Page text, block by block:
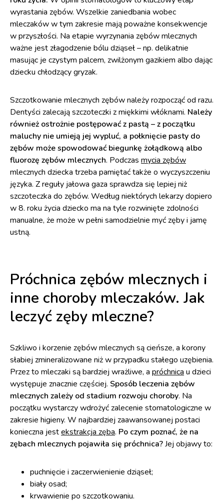
wyrastania zębów. Wszelkie zaniedbania wobec
mleczaków w tym zakresie mają poważne konsekwencje
w przyszłości. Na etapie wyrzynania zębów mlecznych
ważne jest złagodzenie bólu dziąseł – np. delikatnie
masując je czystym palcem, zwilżonym gazikiem albo dając
dziecku chłodzący gryzak.
Szczotkowanie mlecznych zębów należy rozpocząć od razu.
Dentyści zalecają szczoteczki z miękkimi włóknami. Należy
również ostrożnie postępować z pastą – z początku
maluchy nie umieją jej wypluć, a połknięcie pasty do
zębów może spowodować biegunkę żołądkową albo
fluorozę zębów mlecznych. Podczas mycia zębów
mlecznych dziecka trzeba pamiętać także o wyczyszczeniu
języka. Z reguły jałowa gaza sprawdza się lepiej niż
szczoteczka do zębów. Według niektórych lekarzy dopiero
w 8. roku życia dziecko ma na tyle rozwinięte zdolności
manualne, że może w pełni samodzielnie myć zęby i jamę
ustną.
Próchnica zębów mlecznych i
inne choroby mleczaków. Jak
leczyć zęby mleczne?
Szkliwo i korzenie zębów mlecznych są cieńsze, a korony
słabiej zmineralizowane niż w przypadku stałego uzębienia.
Przez to mleczaki są bardziej wrażliwe, a próchnica u dzieci
występuje znacznie częściej. Sposób leczenia zębów
mlecznych zależy od stadium rozwoju choroby. Na
początku wystarczy wdrożyć zalecenie stomatologiczne w
zakresie higieny. W najbardziej zaawansowanej postaci
konieczna jestekstrakcja zęba. Po czym poznać, że na
zębach mlecznych pojawiła się próchnica?Jej objawy to:
puchnięcie i zaczerwienienie dziąseł;
biały osad;
krwawienie po szczotkowaniu.